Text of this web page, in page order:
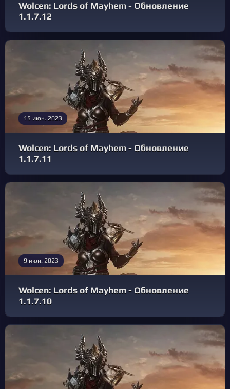
Wolcen: Lords of Mayhem - Обновление
1.1.7.12
15 июн. 2023
Wolcen: Lords of Mayhem - Обновление
1.1.7.11
9 июн. 2023
Wolcen: Lords of Mayhem - Обновление
1.1.7.10